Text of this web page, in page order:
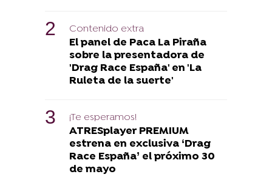
Contenido extra
El panel de Paca La Piraña
sobre la presentadora de
'Drag Race España' en 'La
Ruleta de la suerte'
¡Te esperamos!
ATRESplayer PREMIUM
estrena en exclusiva ‘Drag
Race España’ el próximo 30
de mayo